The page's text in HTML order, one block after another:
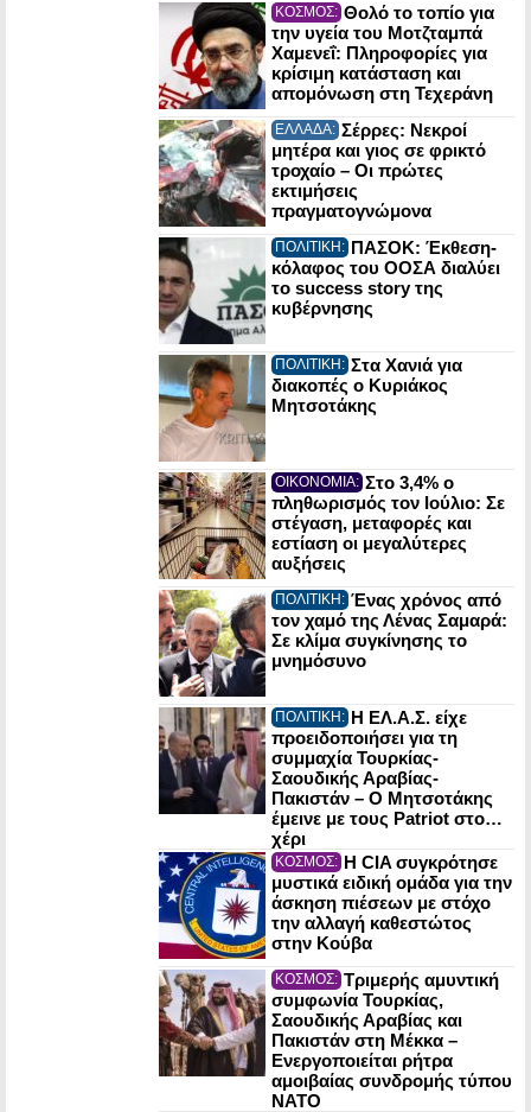
ΚΟΣΜΟΣ: Θολό το τοπίο για
την υγεία του Μοτζταμπά
Χαμενεΐ: Πληροφορίες για
κρίσιμη κατάσταση και
απομόνωση στη Τεχεράνη
ΕΛΛΑΔΑ: Σέρρες: Νεκροί
μητέρα και γιος σε φρικτό
τροχαίο – Οι πρώτες
εκτιμήσεις
πραγματογνώμονα
ΠΟΛΙΤΙΚΗ: ΠΑΣΟΚ: Έκθεση-
κόλαφος του ΟΟΣΑ διαλύει
το success story της
κυβέρνησης
ΠΟΛΙΤΙΚΗ: Στα Χανιά για
διακοπές ο Κυριάκος
Μητσοτάκης
ΟΙΚΟΝΟΜΙΑ: Στο 3,4% ο
πληθωρισμός τον Ιούλιο: Σε
στέγαση, μεταφορές και
εστίαση οι μεγαλύτερες
αυξήσεις
ΠΟΛΙΤΙΚΗ: Ένας χρόνος από
τον χαμό της Λένας Σαμαρά:
Σε κλίμα συγκίνησης το
μνημόσυνο
ΠΟΛΙΤΙΚΗ: Η ΕΛ.Α.Σ. είχε
προειδοποιήσει για τη
συμμαχία Τουρκίας-
Σαουδικής Αραβίας-
Πακιστάν – Ο Μητσοτάκης
έμεινε με τους Patriot στο…
χέρι
ΚΟΣΜΟΣ: Η CIA συγκρότησε
μυστικά ειδική ομάδα για την
άσκηση πιέσεων με στόχο
την αλλαγή καθεστώτος
στην Κούβα
ΚΟΣΜΟΣ: Τριμερής αμυντική
συμφωνία Τουρκίας,
Σαουδικής Αραβίας και
Πακιστάν στη Μέκκα –
Ενεργοποιείται ρήτρα
αμοιβαίας συνδρομής τύπου
NATO